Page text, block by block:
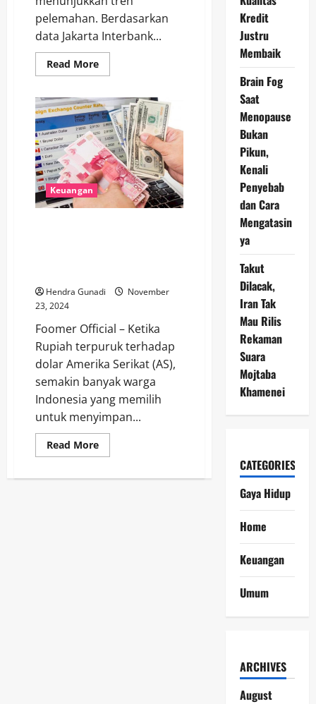
pelemahan. Berdasarkan
data Jakarta Interbank...
Read MoreRead
more
Beberkan
Alasan
Rupiah
Melemah
Hingga
Sentuh
Rp16.600
per
Dolar
AS
Keuangan
Hendra Gunadi
November
23, 2024
Foomer Official – Ketika
Rupiah terpuruk terhadap
dolar Amerika Serikat (AS),
semakin banyak warga
Indonesia yang memilih
untuk menyimpan...
Read MoreRead
more
Dolar
Kredit
Justru
Membaik
Brain Fog
Saat
Menopause
Bukan
Pikun,
Kenali
Penyebab
dan Cara
Mengatasin
ya
Takut
Dilacak,
Iran Tak
Mau Rilis
Rekaman
Suara
Mojtaba
Khamenei
CATEGORIES
Gaya Hidup
Home
Keuangan
Umum
ARCHIVES
August